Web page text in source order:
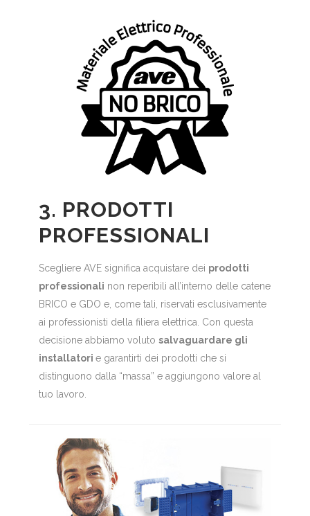
3. PRODOTTI
PROFESSIONALI
Scegliere AVE significa acquistare dei prodotti
professionali non reperibili all’interno delle catene
BRICO e GDO e, come tali, riservati esclusivamente
ai professionisti della filiera elettrica. Con questa
decisione abbiamo voluto salvaguardare gli
installatori e garantirti dei prodotti che si
distinguono dalla “massa” e aggiungono valore al
tuo lavoro.